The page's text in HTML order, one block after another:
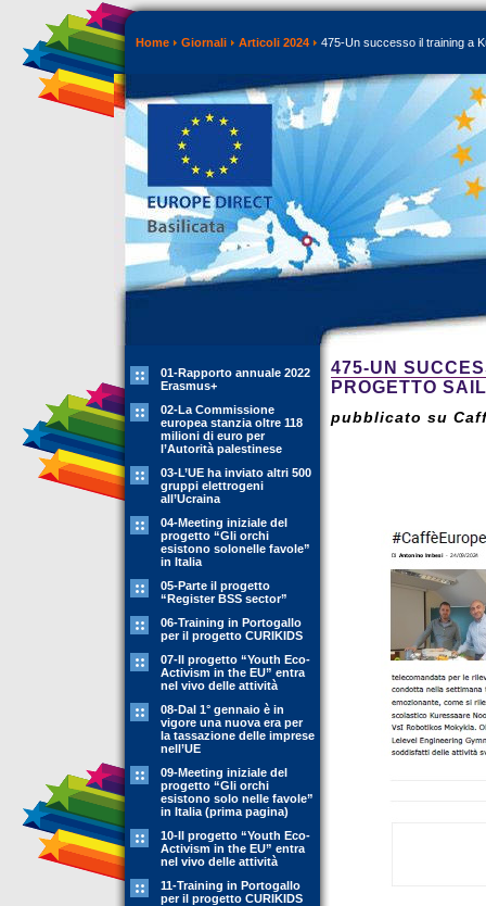
Home Giornali Articoli 2024 475-Un successo il training a
01-Rapporto annuale 2022
Erasmus+
02-La Commissione
europea stanzia oltre 118
milioni di euro per
l’Autorità palestinese
03-L’UE ha inviato altri 500
gruppi elettrogeni
all’Ucraina
04-Meeting iniziale del
progetto “Gli orchi
esistono solonelle favole”
in Italia
05-Parte il progetto
“Register BSS sector”
06-Training in Portogallo
per il progetto CURIKIDS
07-Il progetto “Youth Eco-
Activism in the EU” entra
nel vivo delle attività
08-Dal 1° gennaio è in
vigore una nuova era per
la tassazione delle imprese
nell’UE
09-Meeting iniziale del
progetto “Gli orchi
esistono solo nelle favole”
in Italia (prima pagina)
10-Il progetto “Youth Eco-
Activism in the EU” entra
nel vivo delle attività
11-Training in Portogallo
per il progetto CURIKIDS
475-UN
PROGETTO
pubblicato su